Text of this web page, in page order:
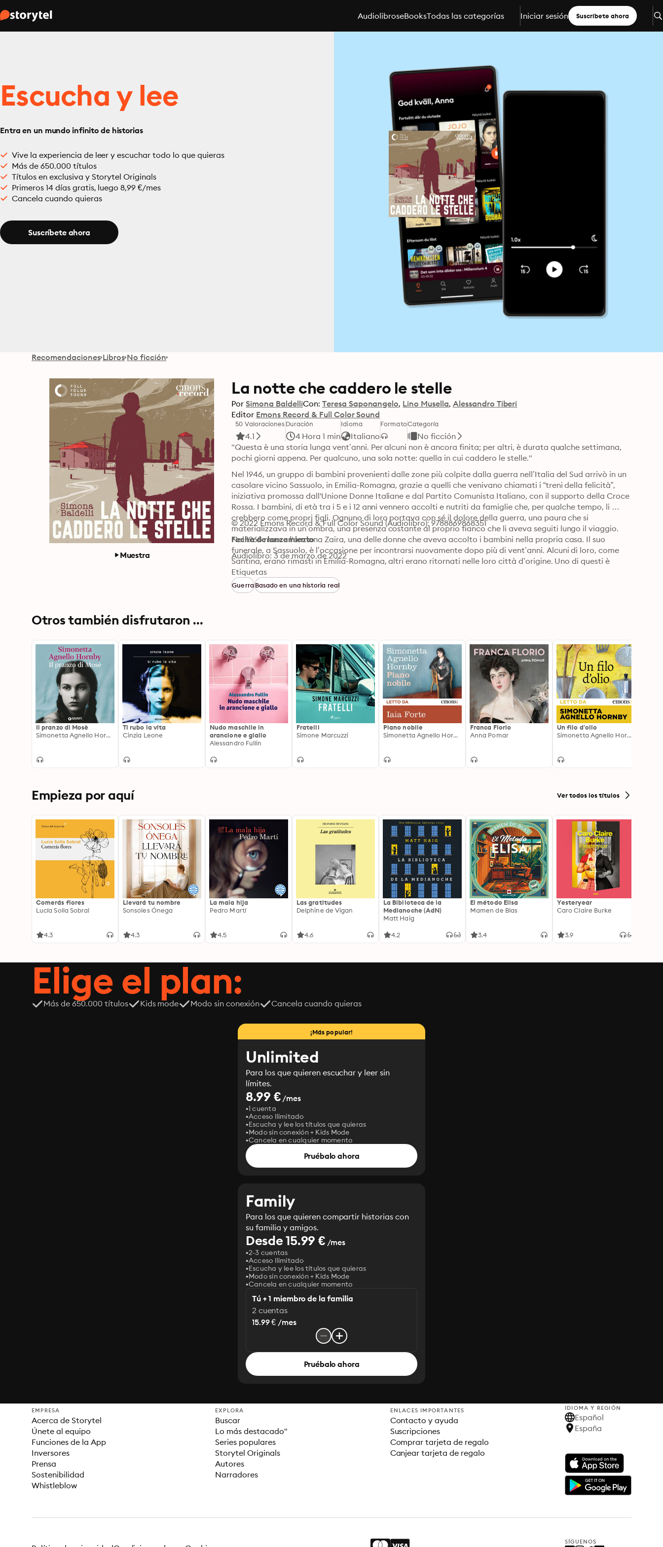
AudiolibroseBooksTodas las categorías Iniciar sesión Suscríbete ahora
Escucha y lee
Entra en un mundo infinito de historias
Vive la experiencia de leer y escuchar todo lo que quieras
Más de 650.000 títulos
Títulos en exclusiva y Storytel Originals
Primeros 14 días gratis, luego 8,99 €/mes
Cancela cuando quieras
Suscríbete ahora
Recomendaciones Libros No ficción
Muestra
La notte che caddero le stelle
Por Simona BaldelliCon: Teresa Saponangelo Lino Musella Alessandro Tiberi
Editor Emons Record & Full Color Sound
50 Valoraciones
4.1
Duración
4 Hora 1 min
Idioma
Italiano
FormatoCategoría
No ficción
"Questa è una storia lunga vent’anni. Per alcuni non è ancora finita; per altri, è durata qualche settimana,
pochi giorni appena. Per qualcuno, una sola notte: quella in cui caddero le stelle."
Nel 1946, un gruppo di bambini provenienti dalle zone più colpite dalla guerra nell’Italia del Sud arrivò in un
casolare vicino Sassuolo, in Emilia-Romagna, grazie a quelli che venivano chiamati i “treni della felicità”,
iniziativa promossa dall'Unione Donne Italiane e dal Partito Comunista Italiano, con il supporto della Croce
Rossa. I bambini, di età tra i 5 e i 12 anni vennero accolti e nutriti da famiglie che, per qualche tempo, li
crebbero come propri figli. Ognuno di loro portava con sé il dolore della guerra, una paura che si
materializzava in un’ombra, una presenza costante al proprio fianco che li aveva seguiti lungo il viaggio.
Nel 1968 muore l'anziana Zaira, una delle donne che aveva accolto i bambini nella propria casa. Il suo
funerale, a Sassuolo, è l’occasione per incontrarsi nuovamente dopo più di vent’anni. Alcuni di loro, come
Santina, erano rimasti in Emilia-Romagna, altri erano ritornati nelle loro città d’origine. Uno di questi è
Nicola, che ormai è sposato e ha da poco avuto un figlio. Dina, la moglie, è contenta che riveda i compagni
di un tempo. Perché Nicola non dorme mai. Deve essere per qualcosa che accadde una notte di quel 1947,
una notte d’estate in cui caddero le stelle.
© 2022 Emons Record & Full Color Sound (Audiolibro): 9788869868351
Fecha de lanzamiento
Audiolibro: 3 de marzo de 2022
Etiquetas
GuerraBasado en una historia real
Otros también disfrutaron ...
Il pranzo di Mosè
Simonetta Agnello Hornby
Ti rubo la vita
Cinzia Leone
Nudo maschile in
arancione e giallo
Alessandro Fullin
Fratelli
Simone Marcuzzi
Piano nobile
Simonetta Agnello Hornby
Franca Florio
Anna Pomar
Un filo d'olio
Simonetta Agnello Hornby
Empieza por aquí Ver todos los títulos
Comerás flores
Lucía Solla Sobral
4.3
Llevará tu nombre
Sonsoles Ónega
4.3
La mala hija
Pedro Martí
4.5
Las gratitudes
Delphine de Vigan
4.6
La Biblioteca de la
Medianoche (AdN)
Matt Haig
4.2
El método Elisa
Mamen de Blas
3.4
Yesteryear
Caro Claire Burke
3.9
Elige el plan:
Más de 650.000 títulos Kids mode Modo sin conexión Cancela cuando quieras
¡Más popular!
Unlimited
Para los que quieren escuchar y leer sin
límites.
8.99 €/mes
1 cuenta
Acceso Ilimitado
Escucha y lee los títulos que quieras
Modo sin conexión + Kids Mode
Cancela en cualquier momento
Pruébalo ahora
Family
Para los que quieren compartir historias con
su familia y amigos.
Desde 15.99 €/mes
2-3 cuentas
Acceso Ilimitado
Escucha y lee los títulos que quieras
Modo sin conexión + Kids Mode
Cancela en cualquier momento
Tú + 1 miembro de la familia
2 cuentas
15.99 € /mes
Pruébalo ahora
EMPRESA
Acerca de Storytel
Únete al equipo
Funciones de la App
Inversores
Prensa
Sostenibilidad
Whistleblow
EXPLORA
Buscar
Lo más destacado"
Series populares
Storytel Originals
Autores
Narradores
ENLACES IMPORTANTES
Contacto y ayuda
Suscripciones
Comprar tarjeta de regalo
Canjear tarjeta de regalo
IDIOMA Y REGIÓN
Español
España
SÍGUENOS